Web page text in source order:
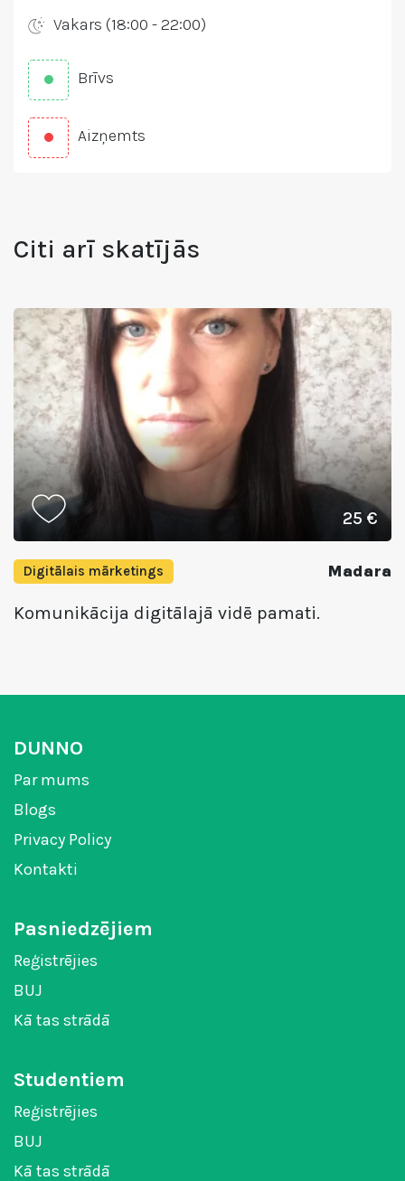
Vakars (18:00 - 22:00)
Brīvs
Aizņemts
Citi arī skatījās
25 €
Digitālais mārketings Madara
Komunikācija digitālajā vidē pamati.
DUNNO
Par mums
Blogs
Privacy Policy
Kontakti
Pasniedzējiem
Reģistrējies
BUJ
Kā tas strādā
Studentiem
Reģistrējies
BUJ
Kā tas strādā